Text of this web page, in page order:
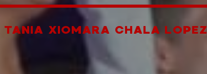
TANIA XIOMARA CHALA LOPEZ